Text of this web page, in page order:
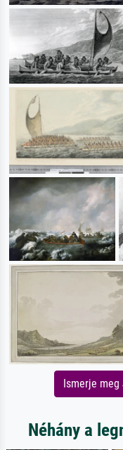
Ismerje
Néhány a